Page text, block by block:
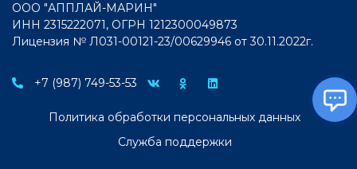
ООО "АППЛАЙ-МАРИН"
ИНН 2315222071, ОГРН 1212300049873
Лицензия № Л031-00121-23/00629946 от 30.11.2022г.
+7 (987) 749-53-53
Политика обработки персональных данных
Служба поддержки